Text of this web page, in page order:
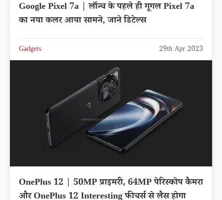
Google Pixel 7a | लॉन्च के पहले ही गूगल Pixel 7a
का नया कलर आया सामने, जाने डिटेल्स
Gadgets 29th Apr 2023
OnePlus 12 | 50MP प्राइमरी, 64MP पेरिस्कोप कैमरा
और OnePlus 12 Interesting फीचर्स से लैस होगा